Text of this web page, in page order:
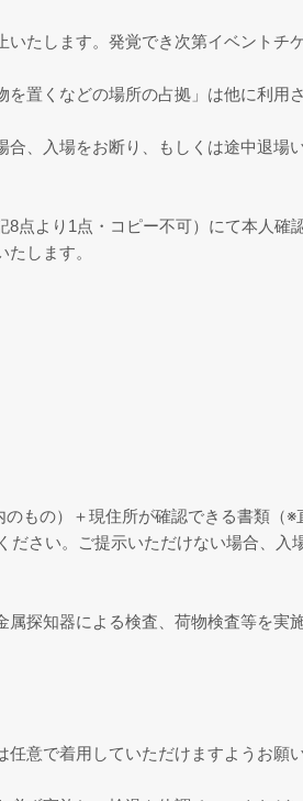
たします。発覚でき次第イベントチ
置くなどの場所の占拠」は他に利用
、入場をお断り、もしくは途中退場
点より1点・コピー不可）にて本人確
します。
もの）＋現住所が確認できる書類（
さい。ご提示いただけない場合、入
探知器による検査、荷物検査等を実
意で着用していただけますようお願